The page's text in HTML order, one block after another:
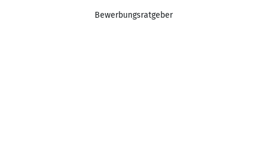
Bewerbungsratgeber